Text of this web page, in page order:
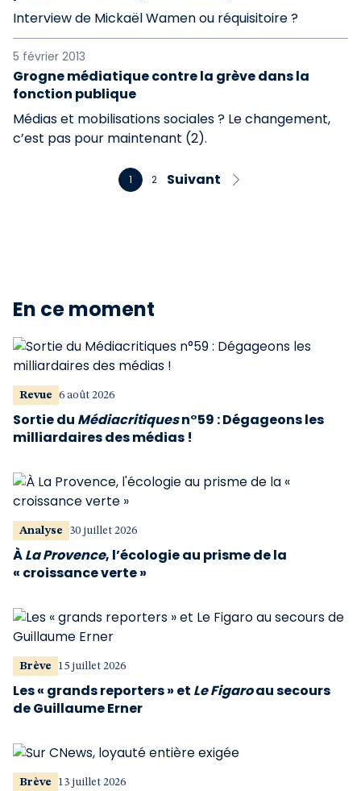
Interview de Mickaël Wamen ou réquisitoire ?
5 février 2013
Grogne médiatique contre la grève dans la
fonction publique
Médias et mobilisations sociales ? Le changement,
c’est pas pour maintenant (2).
1 2 Suivant
En ce moment
Revue 6 août 2026
Sortie du Médiacritiquesn°59 : Dégageons les
milliardaires des médias !
Analyse 30 juillet 2026
ÀLa Provence, l’écologie au prisme de la
« croissance verte »
Brève 15 juillet 2026
Les « grands reporters » et Le Figaroau secours
de Guillaume Erner
Brève 13 juillet 2026